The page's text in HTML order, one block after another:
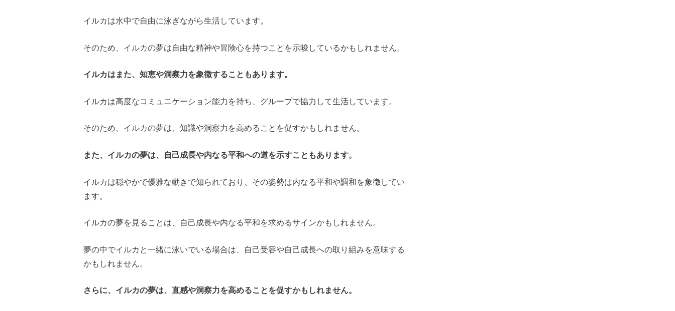
イルカは水中で自由に泳ぎながら生活しています。
そのため、イルカの夢は自由な精神や冒険心を持つことを示唆しているかもしれません。
イルカはまた、知恵や洞察力を象徴することもあります。
イルカは高度なコミュニケーション能力を持ち、グループで協力して生活しています。
そのため、イルカの夢は、知識や洞察力を高めることを促すかもしれません。
また、イルカの夢は、自己成長や内なる平和への道を示すこともあります。
イルカは穏やかで優雅な動きで知られており、その姿勢は内なる平和や調和を象徴してい
ます。
イルカの夢を見ることは、自己成長や内なる平和を求めるサインかもしれません。
夢の中でイルカと一緒に泳いでいる場合は、自己受容や自己成長への取り組みを意味する
かもしれません。
さらに、イルカの夢は、直感や洞察力を高めることを促すかもしれません。